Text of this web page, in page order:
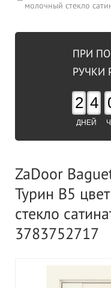
молочный стекло
ПРИ
РУЧКИ
2 4
ДНЕЙ
ZaDoor
Турин В5
стекло
3783752717